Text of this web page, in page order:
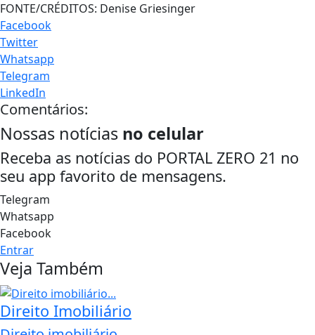
FONTE/CRÉDITOS: Denise Griesinger
Facebook
Twitter
Whatsapp
Telegram
LinkedIn
Comentários:
Nossas notícias no celular
Receba as notícias do PORTAL ZERO 21 no
seu app favorito de mensagens.
Telegram
Whatsapp
Facebook
Entrar
Veja Também
Direito Imobiliário